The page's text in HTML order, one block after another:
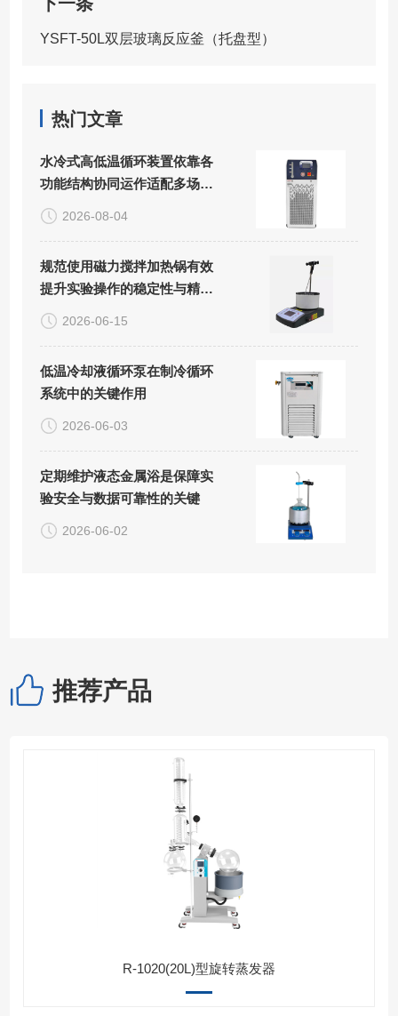
YSFT-50L双层玻璃反应釜（托盘型）
热门文章
水冷式高低温循环装置依靠各
功能结构协同运作适配多场景
精密控温需求
2026-08-04
规范使用磁力搅拌加热锅有效
提升实验操作的稳定性与精准
度
2026-06-15
低温冷却液循环泵在制冷循环
系统中的关键作用
2026-06-03
定期维护液态金属浴是保障实
验安全与数据可靠性的关键
2026-06-02
推荐产品
R-1020(20L)型旋转蒸发器